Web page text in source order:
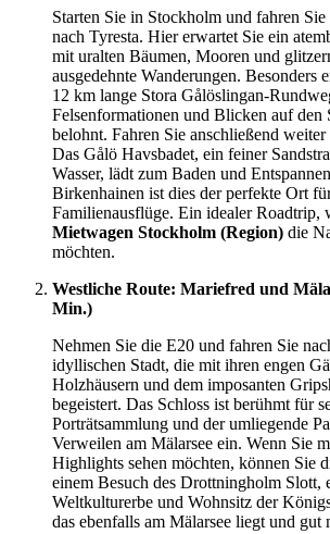
Starten Sie in Stockholm und fahren
nach Tyresta. Hier erwartet Sie ein
mit uralten Bäumen, Mooren und
ausgedehnte Wanderungen. Besonders
12 km lange Stora Gålöslingan-
Felsenformationen und Blicken auf den
belohnt. Fahren Sie anschließend
Das Gålö Havsbadet, ein feiner
Wasser, lädt zum Baden und
Birkenhainen ist dies der perfekte Ort
Familienausflüge. Ein idealer Roadtrip,
Mietwagen Stockholm (Region) die
möchten.
Westliche Route: Mariefred und
Min.)
Nehmen Sie die E20 und fahren Sie
idyllischen Stadt, die mit ihren engen
Holzhäusern und dem imposanten
begeistert. Das Schloss ist berühmt für
Porträtsammlung und der umliegende
Verweilen am Mälarsee ein. Wenn Sie
Highlights sehen möchten, können Sie
einem Besuch des Drottningholm Slott,
Weltkulturerbe und Wohnsitz der
das ebenfalls am Mälarsee liegt und gut